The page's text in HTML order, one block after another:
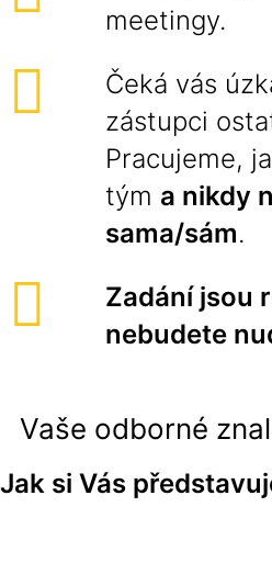
meetingy.
Čeká vás
zástupci
Pracujeme,
tým a nikdy
sama/sám.
Zadání jsou
nebudete
Vaše odborné
Jak si Vás